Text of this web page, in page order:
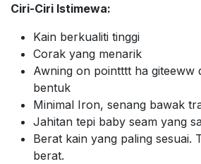
Ciri-Ciri Istimewa:
Kain berkualiti tinggi
Corak yang menarik
Awning on pointttt ha giteeww
bentuk
Minimal Iron, senang bawak
Jahitan tepi baby seam yang
Berat kain yang paling sesuai.
berat.